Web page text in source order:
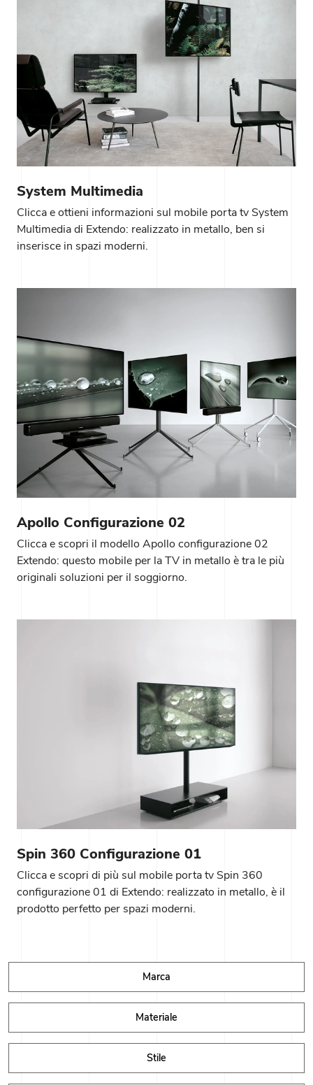
System Multimedia
Clicca e ottieni informazioni sul mobile porta tv System
Multimedia di Extendo: realizzato in metallo, ben si
inserisce in spazi moderni.
Apollo Configurazione 02
Clicca e scopri il modello Apollo configurazione 02
Extendo: questo mobile per la TV in metallo è tra le più
originali soluzioni per il soggiorno.
Spin 360 Configurazione 01
Clicca e scopri di più sul mobile porta tv Spin 360
configurazione 01 di Extendo: realizzato in metallo, è il
prodotto perfetto per spazi moderni.
Marca
Materiale
Stile